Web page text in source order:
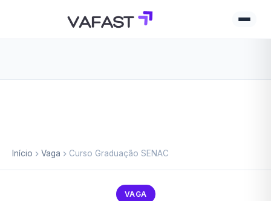
Início Vaga Curso Graduação SENAC
VAGA